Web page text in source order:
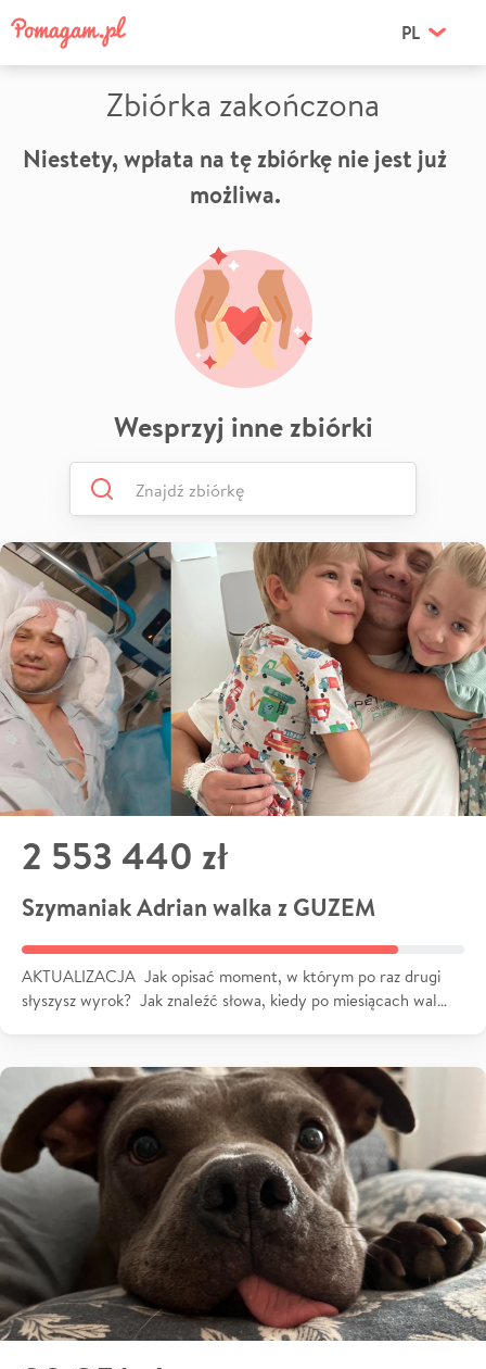
PL
Zbiórka zakończona
Niestety, wpłata na tę zbiórkę nie jest już
możliwa.
Wesprzyj inne zbiórki
2 553 440 zł
Szymaniak Adrian walka z GUZEM
AKTUALIZACJA Jak opisać moment, w którym po raz drugi
słyszysz wyrok? Jak znaleźć słowa, kiedy po miesiącach wal…